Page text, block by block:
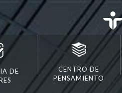
DE
CENTRO DE
PENSAMIENTO